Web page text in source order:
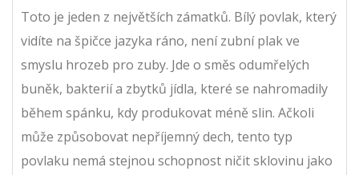
Toto je jeden z největších zámatků. Bílý povlak, který
vidíte na špičce jazyka ráno, není zubní plak ve
smyslu hrozeb pro zuby. Jde o směs odumřelých
buněk, bakterií a zbytků jídla, které se nahromadily
během spánku, kdy produkovat méně slin. Ačkoli
může způsobovat nepříjemný dech, tento typ
povlaku nemá stejnou schopnost ničit sklovinu jako